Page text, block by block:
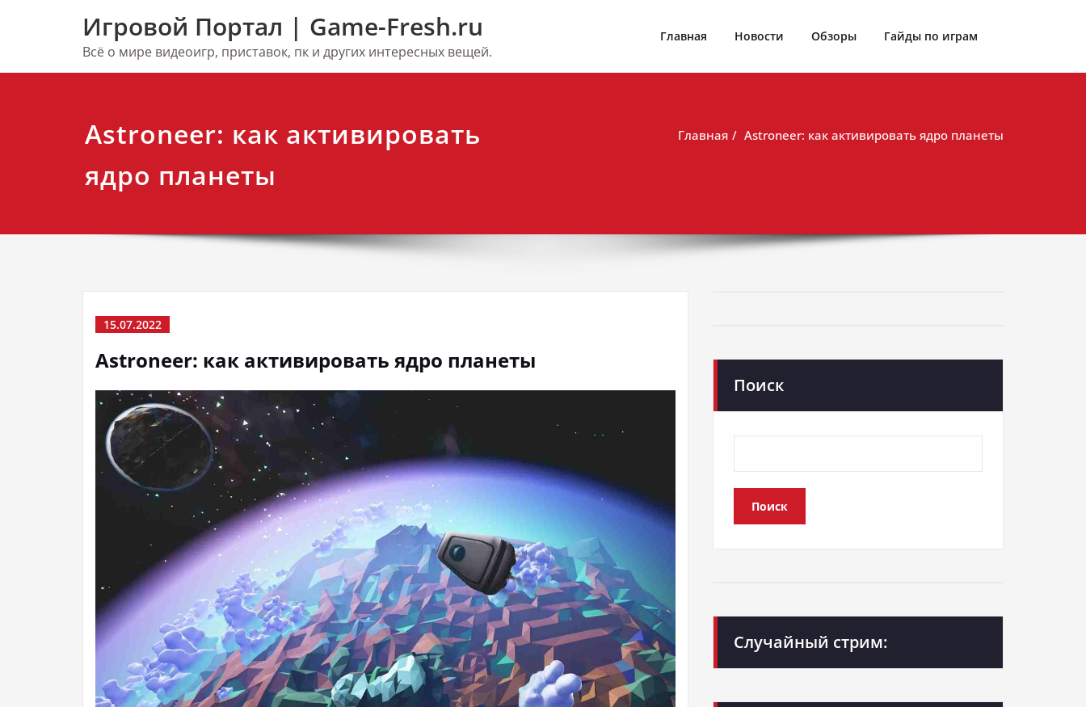
Игровой Портал | Game-Fresh.ru
Всё о мире видеоигр, приставок, пк и других интересных вещей.
Главная Новости Обзоры Гайды по играм
Astroneer: как активировать
ядро планеты
Главная Astroneer: как активировать ядро планеты
15.07.2022
Astroneer: как активировать ядро планеты
Поиск
Поиск
Случайный стрим: